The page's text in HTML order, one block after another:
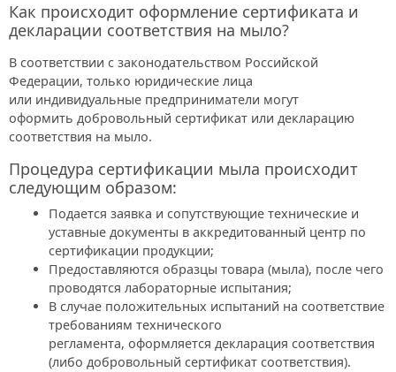
Как происходит оформление сертификата и
декларации соответствия на мыло?
В соответствии с законодательством Российской
Федерации, только юридические лица
или индивидуальные предприниматели могут
оформить добровольный сертификат или декларацию
соответствия на мыло.
Процедура сертификации мыла происходит
следующим образом:
Подается заявка и сопутствующие технические и
уставные документы в аккредитованный центр по
сертификации продукции;
Предоставляются образцы товара (мыла), после чего
проводятся лабораторные испытания;
В случае положительных испытаний на соответствие
требованиям технического
регламента, оформляется декларация соответствия
(либо добровольный сертификат соответствия).